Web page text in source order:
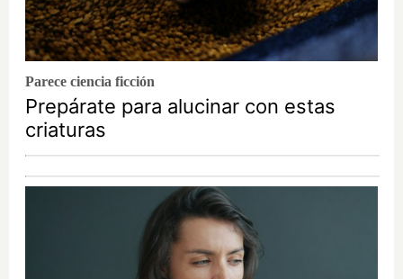
Parece ciencia ficción
Prepárate para alucinar con estas
criaturas